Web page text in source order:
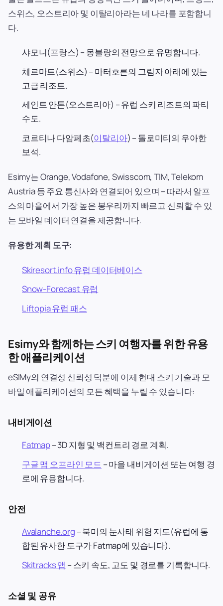
스위스, 오스트리아 및 이탈리아라는 네 나라를 포함합니
다.
샤모니(프랑스) – 몽블랑의 전망으로 유명합니다.
체르마트(스위스) – 마터호른의 그림자 아래에 있는
고급 리조트.
세인트 안톤(오스트리아) – 유럽 스키 리조트의 파티
수도.
코르티나 다암페초(이탈리아) – 돌로미티의 우아한
보석.
Esimy는 Orange, Vodafone, Swisscom, TIM, Telekom
Austria 등 주요 통신사와 연결되어 있으며 – 따라서 알프
스의 마을에서 가장 높은 봉우리까지 빠르고 신뢰할 수 있
는 모바일 데이터 연결을 제공합니다.
유용한 계획 도구:
Skiresort.info 유럽 데이터베이스
Snow-Forecast 유럽
Liftopia 유럽 패스
Esimy와 함께하는 스키 여행자를 위한 유용
한 애플리케이션
eSIMy의 연결성 신뢰성 덕분에 이제 현대 스키 기술과 모
바일 애플리케이션의 모든 혜택을 누릴 수 있습니다:
내비게이션
Fatmap– 3D 지형 및 백컨트리 경로 계획.
구글 맵 오프라인 모드 – 마을 내비게이션 또는 여행 경
로에 유용합니다.
안전
Avalanche.org – 북미의 눈사태 위험 지도(유럽에 통
합된 유사한 도구가 Fatmap에 있습니다).
Skitracks 앱 – 스키 속도, 고도 및 경로를 기록합니다.
소셜 및 공유